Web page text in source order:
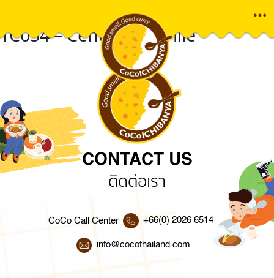
Skip
to
TC054 – Central Eastville
CONTACT US
ติดต่อเรา
CoCo Call Center
+66(0) 2026 6514
info@cocothailand.com